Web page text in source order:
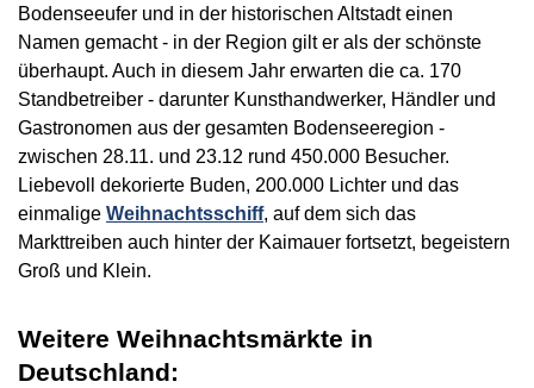
Bodenseeufer und in der historischen Altstadt einen
Namen gemacht - in der Region gilt er als der schönste
überhaupt. Auch in diesem Jahr erwarten die ca. 170
Standbetreiber - darunter Kunsthandwerker, Händler und
Gastronomen aus der gesamten Bodenseeregion -
zwischen 28.11. und 23.12 rund 450.000 Besucher.
Liebevoll dekorierte Buden, 200.000 Lichter und das
einmalige Weihnachtsschiff, auf dem sich das
Markttreiben auch hinter der Kaimauer fortsetzt, begeistern
Groß und Klein.
Weitere Weihnachtsmärkte in
Deutschland: